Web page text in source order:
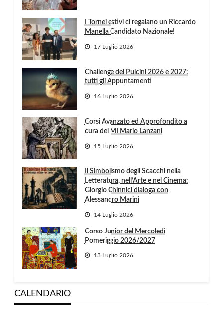
I Tornei estivi ci regalano un Riccardo
Manella Candidato Nazionale!
17 Luglio 2026
Challenge dei Pulcini 2026 e 2027:
tutti gli Appuntamenti
16 Luglio 2026
Corsi Avanzato ed Approfondito a
cura del MI Mario Lanzani
15 Luglio 2026
Il Simbolismo degli Scacchi nella
Letteratura, nell’Arte e nel Cinema:
Giorgio Chinnici dialoga con
Alessandro Marini
14 Luglio 2026
Corso Junior del Mercoledì
Pomeriggio 2026/2027
13 Luglio 2026
CALENDARIO